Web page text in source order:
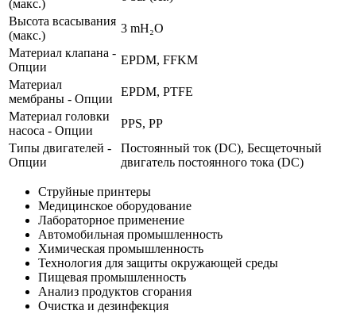
(макс.)
Высота всасывания
(макс.)
3 mH₂O
Материал клапана -
Опции
EPDM, FFKM
Материал
мембраны - Опции
EPDM, PTFE
Материал головки
насоса - Опции
PPS, PP
Типы двигателей -
Опции
Постоянный ток (DC), Бесщеточный
двигатель постоянного тока (DC)
Струйные принтеры
Медицинское оборудование
Лабораторное применение
Автомобильная промышленность
Химическая промышленность
Технология для защиты окружающей среды
Пищевая промышленность
Анализ продуктов сгорания
Очистка и дезинфекция